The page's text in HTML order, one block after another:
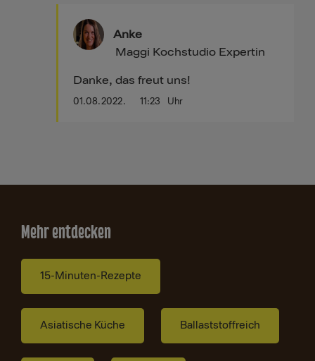
Anke
01.08.2022. 11:23 Uhr
Maggi Kochstudio Expertin
Danke, das freut uns!
Mehr entdecken
15-Minuten-Rezepte
Asiatische Küche Ballaststoffreich